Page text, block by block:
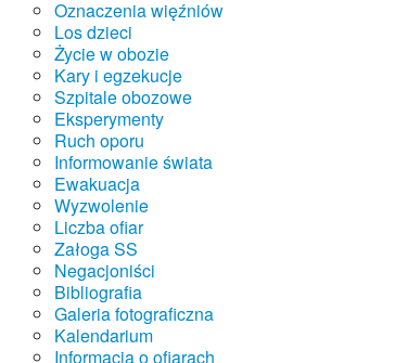
Oznaczenia więźniów
Los dzieci
Życie w obozie
Kary i egzekucje
Szpitale obozowe
Eksperymenty
Ruch oporu
Informowanie świata
Ewakuacja
Wyzwolenie
Liczba ofiar
Załoga SS
Negacjoniści
Bibliografia
Galeria fotograficzna
Kalendarium
Informacja o ofiarach